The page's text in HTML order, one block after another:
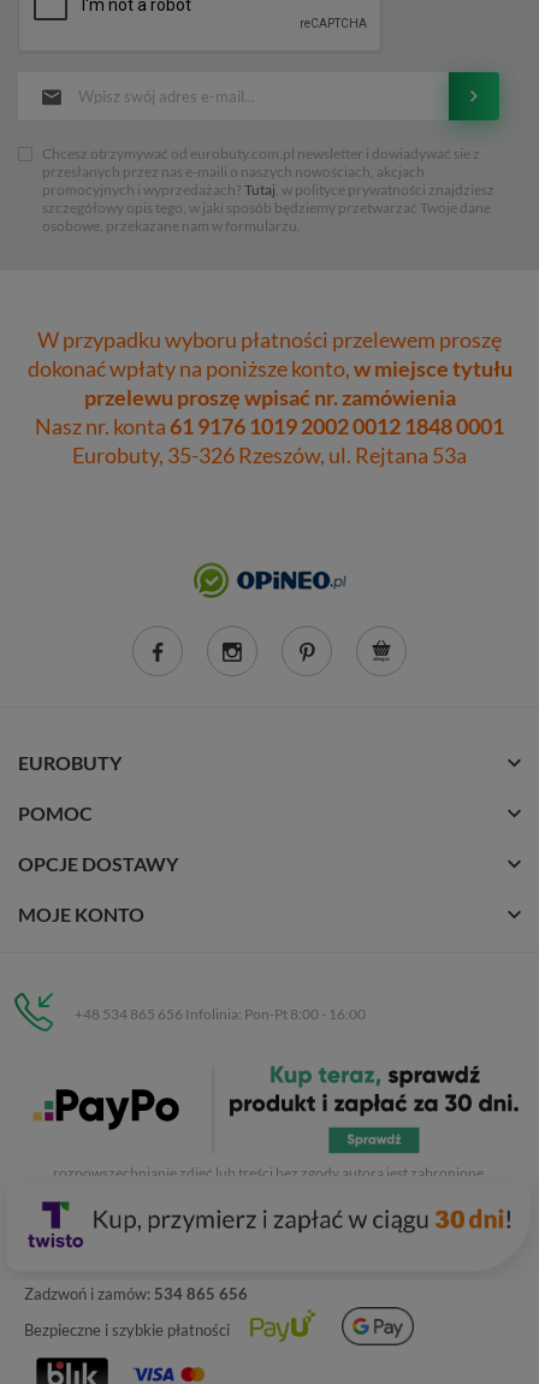
Zadzwoń i zamów: 534 865 656
Bezpieczne i szybkie płatności
Chcesz otrzymywać od eurobuty.com.pl newsletter i dowiadywać sie z
przesłanych przez nas e-maili o naszych nowościach, akcjach
promocyjnych i wyprzedażach? Tutaj, w polityce prywatności znajdziesz
szczegółowy opis tego, w jaki sposób będziemy przetwarzać Twoje dane
osobowe, przekazane nam w formularzu.
W przypadku wyboru płatności przelewem proszę
dokonać wpłaty na poniższe konto,w miejsce tytułu
przelewu proszę wpisać nr. zamówienia
Nasz nr. konta61 9176 1019 2002 0012 1848 0001
Eurobuty, 35-326 Rzeszów, ul. Rejtana 53a
EUROBUTY
POMOC
OPCJE DOSTAWY
MOJE KONTO
+48 534 865 656 Infolinia: Pon-Pt 8:00 - 16:00
C.H. Respan, Rejtana 53a/250
35-326 Rzeszów
. Kopiowanie, przetwarzanie,
rozpowszechnianie zdjęć lub treści bez zgody autora jest zabronione.